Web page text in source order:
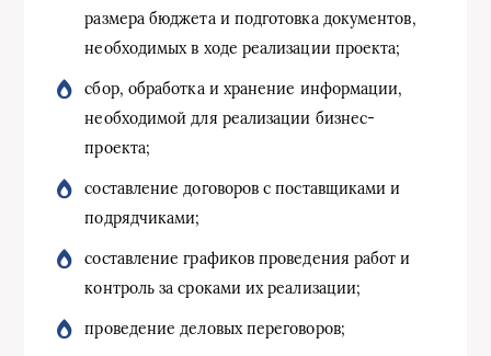
размера бюджета и подготовка документов,
необходимых в ходе реализации проекта;
сбор, обработка и хранение информации,
необходимой для реализации бизнес-
проекта;
составление договоров с поставщиками и
подрядчиками;
составление графиков проведения работ и
контроль за сроками их реализации;
проведение деловых переговоров;